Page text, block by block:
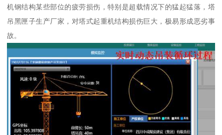
机钢结构某些部位的疲劳损伤，特别是超载情况下的猛起猛落，塔
吊黑匣子生产厂家，对塔式起重机结构损伤巨大，极易形成恶劣事
故。